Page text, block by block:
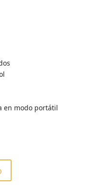
en modo portátil